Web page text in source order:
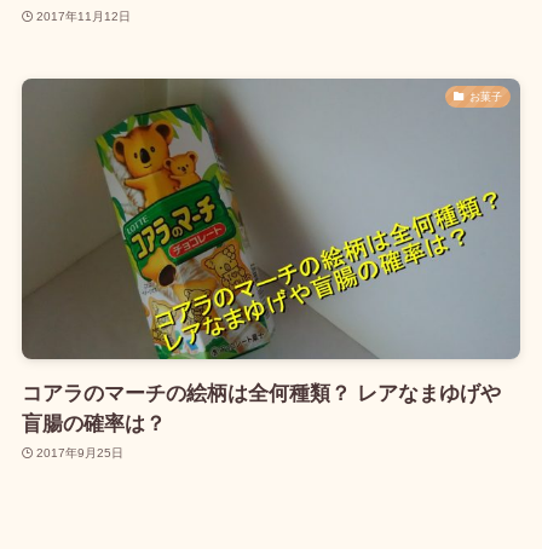
2017年11月12日
お菓子
コアラのマーチの絵柄は全何種類？ レアなまゆげや
盲腸の確率は？
2017年9月25日